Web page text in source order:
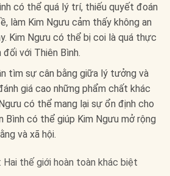
có thể quá lý trí, thiếu quyết đoán
làm Kim Ngưu cảm thấy không an
Kim Ngưu có thể bị coi là quá thực
với Thiên Bình.
tìm sự cân bằng giữa lý tưởng và
giá cao những phẩm chất khác
có thể mang lại sự ổn định cho
Bình có thể giúp Kim Ngưu mở rộng
và xã hội.
Hai thế giới hoàn toàn khác biệt